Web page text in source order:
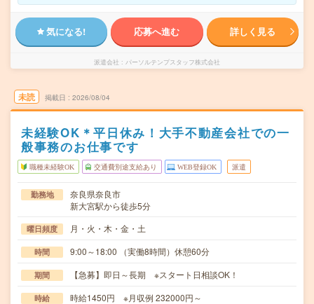
気になる! 応募へ進む 詳しく見る
派遣会社 パーソルテンプスタッフ株式会社
未読 掲載日 2026/08/04
未経験OK＊平日休み！大手不動産会社での一
般事務のお仕事です
職種未経験OK 交通費別途支給あり WEB登録OK 派遣
勤務地
奈良県奈良市
新大宮駅から徒歩5分
曜日頻度 月・火・木・金・土
時間 9:00～18:00 （実働8時間）休憩60分
期間 【急募】即日～長期 ※スタート日相談OK！
時給 時給1450円 ※月収例 232000円～